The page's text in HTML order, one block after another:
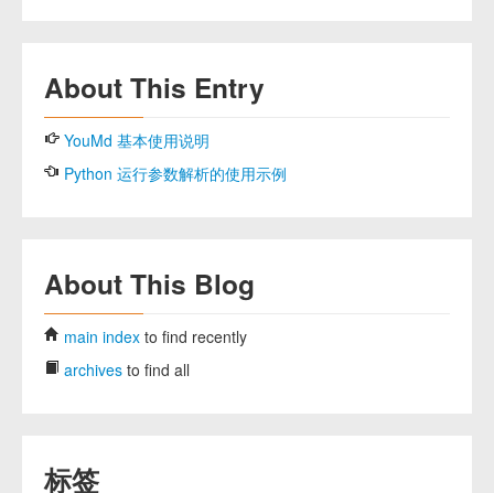
About This Entry
YouMd 基本使用说明
Python 运行参数解析的使用示例
About This Blog
main index to find recently
archives to find all
标签